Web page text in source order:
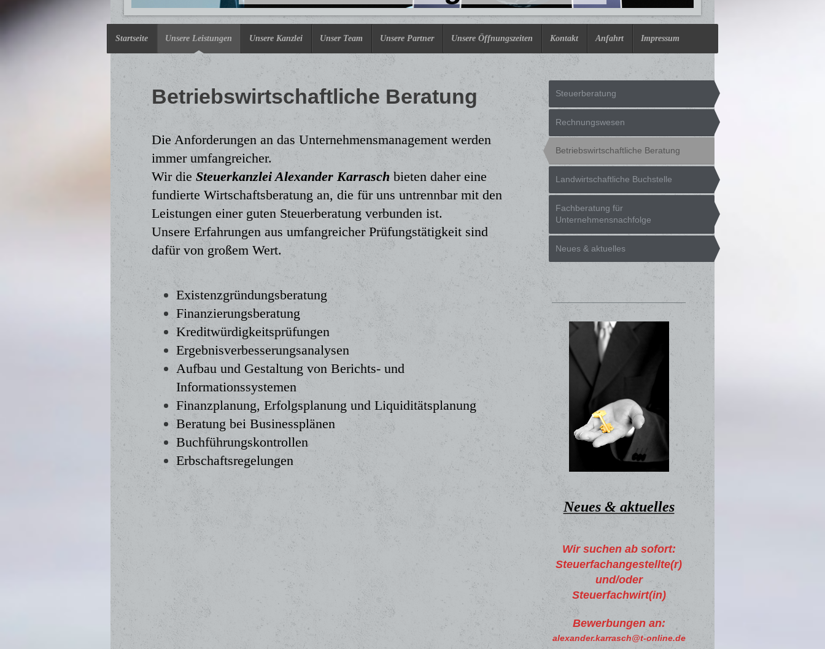
Startseite Unsere Leistungen Unsere Kanzlei Unser Team Unsere Partner Unsere Öffnungszeiten Kontakt Anfahrt Impressum
Betriebswirtschaftliche Beratung
Die Anforderungen an das Unternehmensmanagement werden
immer umfangreicher.
Wir die Steuerkanzlei Alexander Karrasch bieten daher eine
fundierte Wirtschaftsberatung an, die für uns untrennbar mit den
Leistungen einer guten Steuerberatung verbunden ist.
Unsere Erfahrungen aus umfangreicher Prüfungstätigkeit sind
dafür von großem Wert.
Existenzgründungsberatung
Finanzierungsberatung
Kreditwürdigkeitsprüfungen
Ergebnisverbesserungsanalysen
Aufbau und Gestaltung von Berichts- und
Informationssystemen
Finanzplanung, Erfolgsplanung und Liquiditätsplanung
Beratung bei Businessplänen
Buchführungskontrollen
Erbschaftsregelungen
Steuerberatung
Rechnungswesen
Betriebswirtschaftliche Beratung
Landwirtschaftliche Buchstelle
Fachberatung für
Unternehmensnachfolge
Neues & aktuelles
Neues & aktuelles
Wir suchen ab sofort:
Steuerfachangestellte(r)
und/oder
Steuerfachwirt(in)
Bewerbungen an:
alexander.karrasch@t-online.de